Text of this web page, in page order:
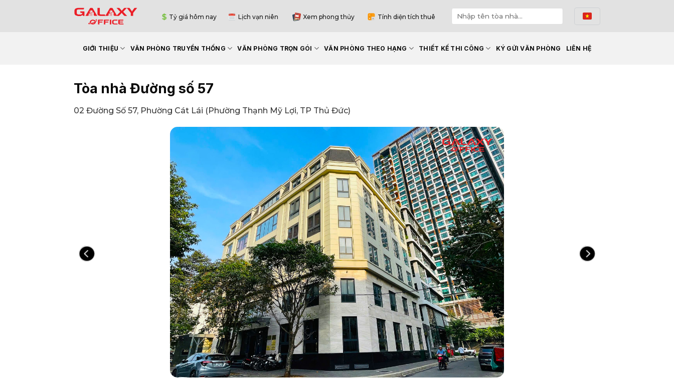
Tỷ giá hôm nay Lịch vạn niên Xem phong thủy Tính diện tích thuê
GIỚI THIỆU VĂN PHÒNG TRUYỀN THỐNG VĂN PHÒNG TRỌN GÓI VĂN PHÒNG THEO HẠNG THIẾT KẾ THI CÔNG KÝ GỬI VĂN PHÒNG LIÊN HỆ
Tòa nhà Đường số 57
02 Đường Số 57, Phường Cát Lái (Phường Thạnh Mỹ Lợi, TP Thủ Đức)